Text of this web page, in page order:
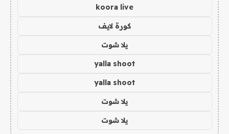
koora live
كورة لايف
يلا شوت
yalla shoot
yalla shoot
يلا شوت
يلا شوت